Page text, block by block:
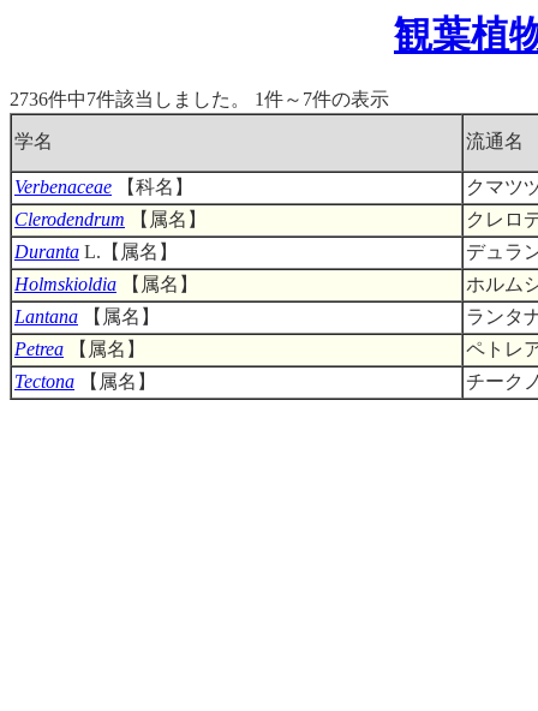
観葉植
2736件中7件該当しました。 1件～7件の表示
学名 流通名
Verbenaceae 【科名】
クマツ
Clerodendrum
【属名】
クレロ
Duranta L.【属名】
デュラ
Holmskioldia
【属名】
ホルム
Lantana
【属名】
ランタ
Petrea
【属名】
ペトレ
Tectona
【属名】 チーク